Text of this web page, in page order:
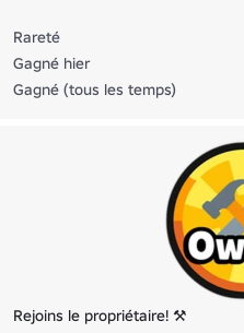
Rareté
Gagné hier
Gagné (tous les temps)
Rejoins le propriétaire! ⚒